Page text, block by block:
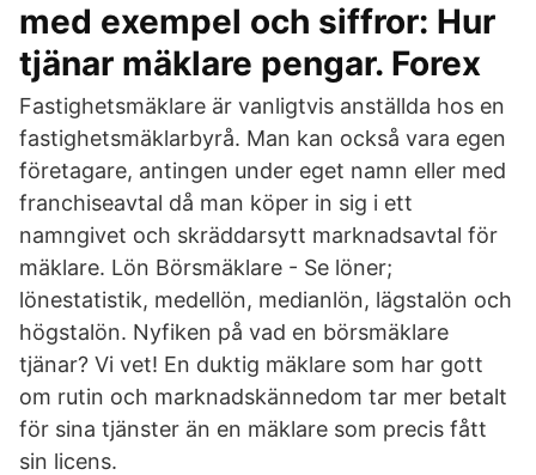
med exempel och siffror: Hur
tjänar mäklare pengar. Forex
Fastighetsmäklare är vanligtvis anställda hos en
fastighetsmäklarbyrå. Man kan också vara egen
företagare, antingen under eget namn eller med
franchiseavtal då man köper in sig i ett
namngivet och skräddarsytt marknadsavtal för
mäklare. Lön Börsmäklare - Se löner;
lönestatistik, medellön, medianlön, lägstalön och
högstalön. Nyfiken på vad en börsmäklare
tjänar? Vi vet! En duktig mäklare som har gott
om rutin och marknadskännedom tar mer betalt
för sina tjänster än en mäklare som precis fått
sin licens.